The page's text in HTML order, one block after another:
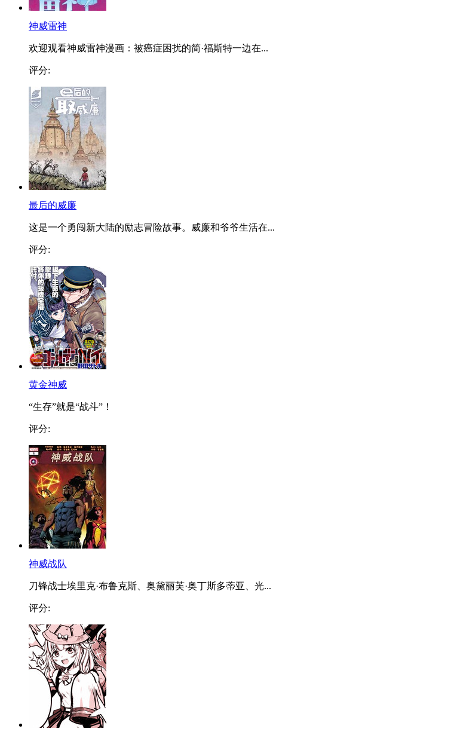
神威雷神
欢迎观看神威雷神漫画：被癌症困扰的简·福斯特一边在...
评分:
最后的威廉
这是一个勇闯新大陆的励志冒险故事。威廉和爷爷生活在...
评分:
黄金神威
“生存”就是“战斗”！
评分:
神威战队
刀锋战士埃里克·布鲁克斯、奥黛丽芙·奥丁斯多蒂亚、光...
评分: